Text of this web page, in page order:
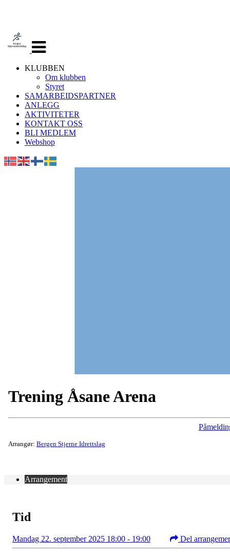
navigasjon
KLUBBEN
Om klubben
Styret
SAMARBEIDSPARTNER
ANLEGG
AKTIVITETER
KONTAKT OSS
BLI MEDLEM
Webshop
Trening Åsane Arena
Arrangør: Bergen Stjerne Idrettslag
Arrangement
Tid
Mandag 22. september 2025 18:00 - 19:00 Del